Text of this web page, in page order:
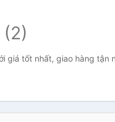
(2)
giá tốt nhất, giao hàng tận